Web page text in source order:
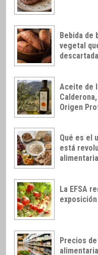
Bebida de
vegetal
Aceite de
Origen
Qué es el
está
alimentaria
La EFSA
Precios
alimentaria